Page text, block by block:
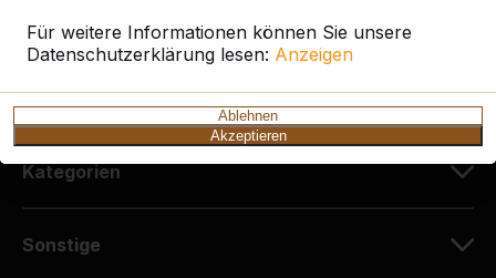
Für weitere Informationen können Sie unsere
Datenschutzerklärung lesen: Anzeigen
Ablehnen
Akzeptieren
Kundenservice
Kategorien
Sonstige